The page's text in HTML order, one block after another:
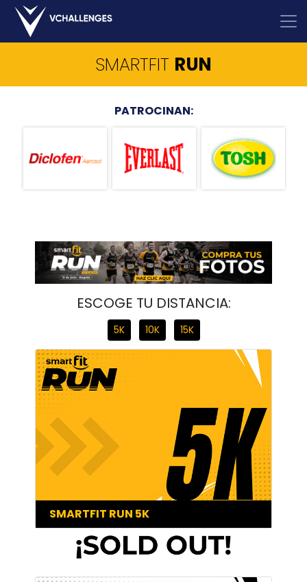
SMARTFIT RUN
PATROCINAN:
ESCOGE TU DISTANCIA:
5K 10K 15K
SMARTFIT RUN 5K